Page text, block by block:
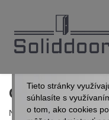
Úvod Cookies politika
Cookies
Naša webová stránka
Tieto stránky
súhlasíte s
o tom, ako cookies